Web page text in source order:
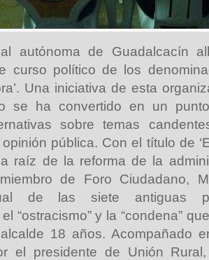
autónoma de Guadalcacín
curso político de los
Una iniciativa de esta
se ha convertido en un
sobre temas
pública. Con el título de
raíz de la reforma de la
de Foro Ciudadano,
de las siete antiguas
“ostracismo” y la “condena”
18 años. Acompañado
el presidente de Unión